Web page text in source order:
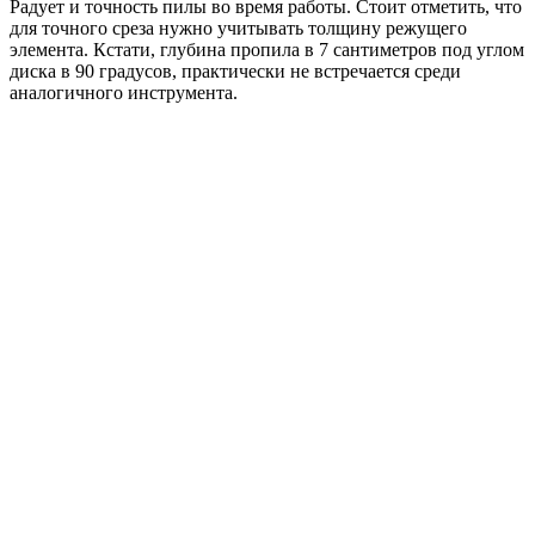
Радует и точность пилы во время работы. Стоит отметить, что
для точного среза нужно учитывать толщину режущего
элемента. Кстати, глубина пропила в 7 сантиметров под углом
диска в 90 градусов, практически не встречается среди
аналогичного инструмента.